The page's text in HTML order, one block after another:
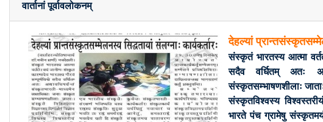
वार्तानां पूर्वावलोकनम्
देहल्यां
संस्कृतं भारतस्य आत्मा
सदैव वर्धितम् अतः
संस्कृतसम्भाषणशीलाः
संस्कृतविश्वस्य
भारते पंच ग्रामेषु